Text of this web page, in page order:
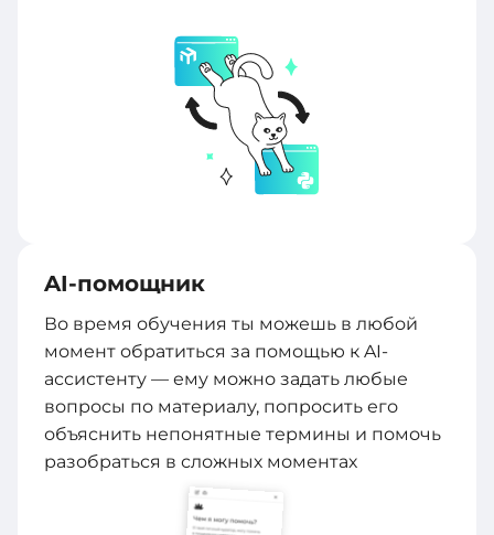
AI-помощник
Во время обучения ты можешь в любой
момент обратиться за помощью к AI-
ассистенту — ему можно задать любые
вопросы по материалу, попросить его
объяснить непонятные термины и помочь
разобраться в сложных моментах